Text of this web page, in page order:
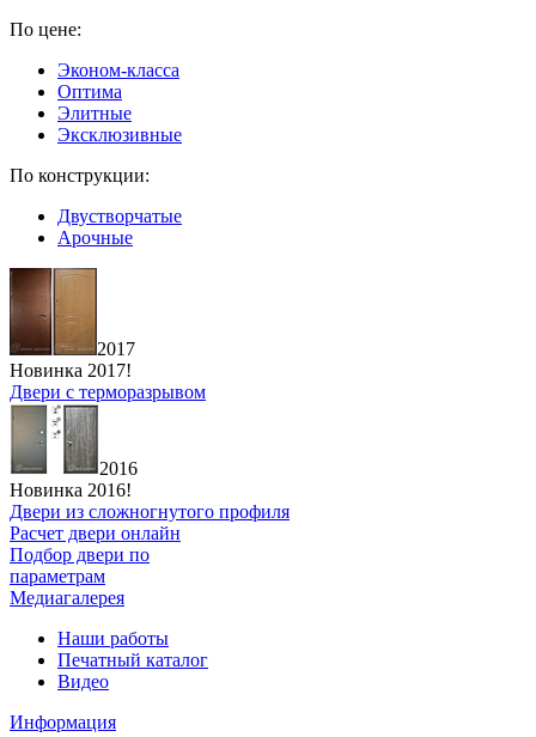
По цене:
Эконом-класса
Оптима
Элитные
Эксклюзивные
По конструкции:
Двустворчатые
Арочные
2017
Новинка 2017!
Двери с терморазрывом
2016
Новинка 2016!
Двери из сложногнутого профиля
Расчет двери онлайн
Подбор двери по
параметрам
Медиагалерея
Наши работы
Печатный каталог
Видео
Информация